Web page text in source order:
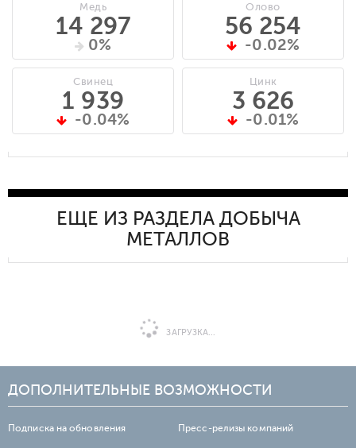
Медь
14 297
0%
Свинец
1 939
-0.04%
Олово
56 254
-0.02%
Цинк
3 626
-0.01%
ЕЩЕ ИЗ РАЗДЕЛА ДОБЫЧА
МЕТАЛЛОВ
ЗАГРУЗКА...
ДОПОЛНИТЕЛЬНЫЕ ВОЗМОЖНОСТИ
Подписка на обновления Пресс-релизы компаний